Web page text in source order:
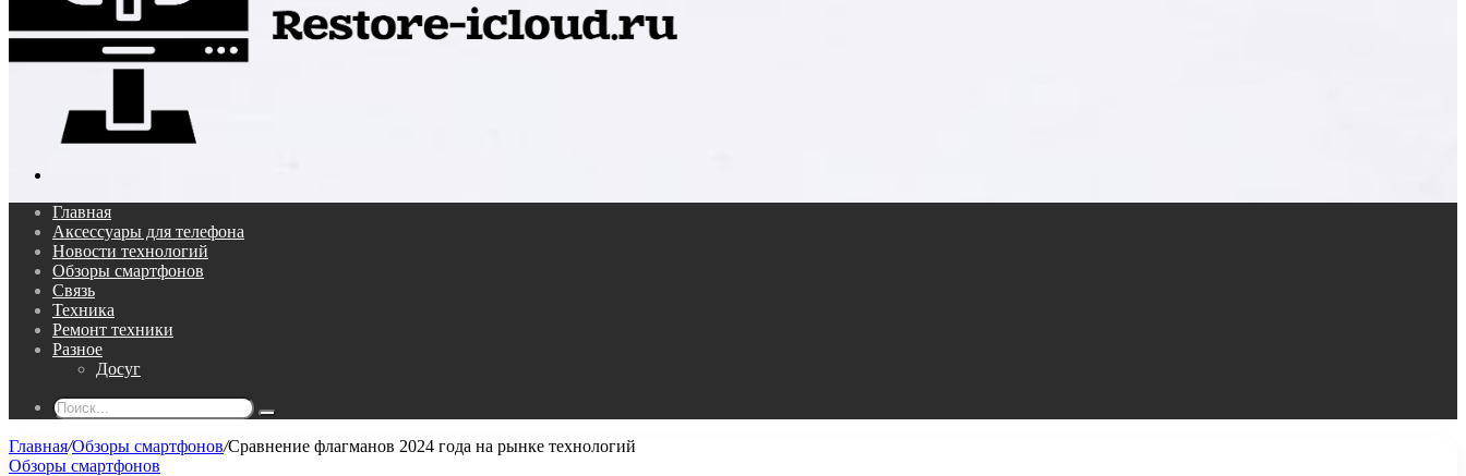
Главная
Аксессуары для телефона
Новости технологий
Обзоры смартфонов
Связь
Техника
Ремонт техники
Разное
Досуг
Поиск...
Главная/Обзоры смартфонов/Сравнение флагманов 2024 года на рынке технологий
Обзоры смартфонов